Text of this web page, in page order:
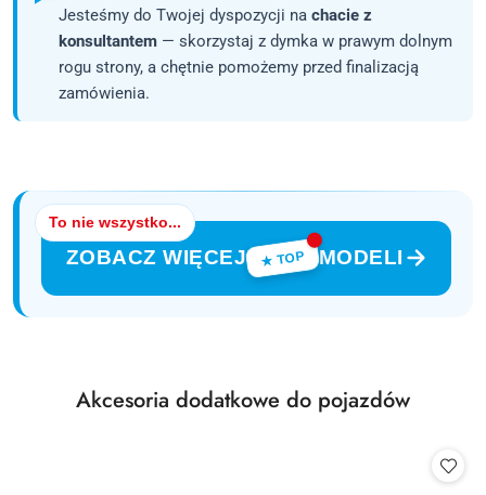
Jesteśmy do Twojej dyspozycji na chacie z
konsultantem — skorzystaj z dymka w prawym dolnym
rogu strony, a chętnie pomożemy przed finalizacją
zamówienia.
To nie wszystko...
ZOBACZ WIĘCEJ ★ TOP MODELI
Pomiń karuzelę produktów
Produkty
Akcesoria dodatkowe do pojazdów